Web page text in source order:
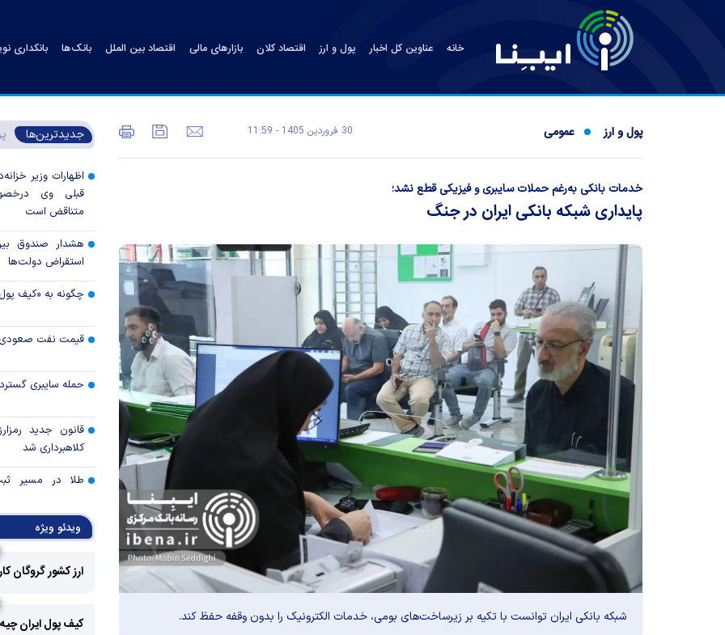
خانه عناوین کل اخبار پول و ارز اقتصاد کلان بازارهای مالی اقتصاد بین الملل بانک‌ها بانکداری
پول و ارز عمومی 30 فروردين 1405 - 11:59
خدمات بانکی به‌رغم حملات سایبری و فیزیکی قطع نشد؛
پایداری شبکه بانکی ایران در جنگ
شبکه بانکی ایران توانست با تکیه بر زیرساخت‌های بومی، خدمات الکترونیک را بدون وقفه حفظ کند.
جدیدترین‌ها
اظهارات وزیر
قبلی وی
متناقض است
هشدار صندوق
استقراض دولت‌ها
چگونه به «کیف
قیمت نفت صعودی
حمله سایبری
قانون جدید
کلاهبرداری شد
طلا در مسیر
توقف بی‌سابقه
چرا گاز در اروپا
مزیت رقابتی
ویدئو ویژه
ارز کشور گروگان
کیف پول ایران